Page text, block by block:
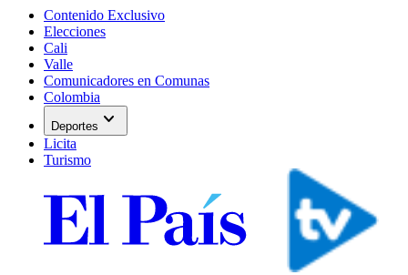
Contenido Exclusivo
Elecciones
Cali
Valle
Comunicadores en Comunas
Colombia
Deportes expand_more
Licita
Turismo